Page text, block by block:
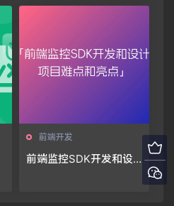
前端开发
前端监控SDK开发和设